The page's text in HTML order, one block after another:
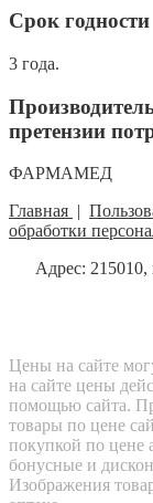
Срок годности
3 года.
претензии
ФАРМАМЕД
Главная |
обработки
Адрес: 215010,
Цены на сайте
на сайте цены
помощью сайта.
товары по цене
покупкой по цене
бонусные и
Изображения